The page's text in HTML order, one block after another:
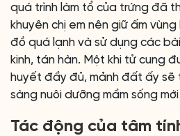
quá trình làm tổ của trứng đã
khuyên chị em nên giữ ấm
đồ quá lạnh và sử dụng các
kinh, tán hàn. Một khi tử cung
huyết đầy đủ, mảnh đất ấy sẽ
sàng nuôi dưỡng mầm sống
Tác động của tâm